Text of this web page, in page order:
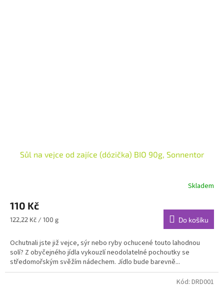
Sůl na vejce od zajíce (dózička) BIO 90g, Sonnentor
Skladem
110 Kč
Měrná
122,22 Kč / 100 g Do košíku
Ochutnali jste již vejce, sýr nebo ryby ochucené touto lahodnou
solí? Z obyčejného jídla vykouzlí neodolatelné pochoutky se
středomořským svěžím nádechem. Jídlo bude barevně...
Kód: DRD001